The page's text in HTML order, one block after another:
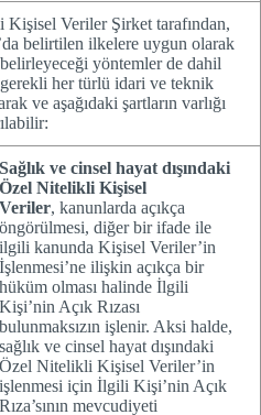
Veriler Şirket tarafından,
belirtilen ilkelere uygun olarak
yöntemler de dahil
her türlü idari ve teknik
ve aşağıdaki şartların varlığı
Sağlık ve cinsel hayat dışındaki
Özel Nitelikli Kişisel
Veriler, kanunlarda açıkça
öngörülmesi, diğer bir ifade ile
ilgili kanunda Kişisel Veriler’in
İşlenmesi’ne ilişkin açıkça bir
hüküm olması halinde İlgili
Kişi’nin Açık Rızası
bulunmaksızın işlenir. Aksi halde,
sağlık ve cinsel hayat dışındaki
Özel Nitelikli Kişisel Veriler’in
işlenmesi için İlgili Kişi’nin Açık
Rıza’sının mevcudiyeti